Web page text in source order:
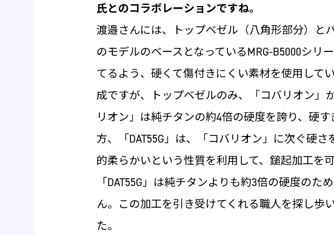
氏とのコラボレーションですね。
渡邉さんには、トップベゼル（八角形部分）と
のモデルのベースとなっているMRG-B5000シ
てるよう、硬くて傷付きにくい素材を使用して
成ですが、トップベゼルのみ、「コバリオン」
リオン」は純チタンの約4倍の硬度を誇り、硬
方、「DAT55G」は、「コバリオン」に次ぐ硬
的柔らかいという性質を利用して、鎚起加工を
「DAT55G」は純チタンよりも約3倍の硬度の
ん。この加工を引き受けてくれる職人を探し歩
た。